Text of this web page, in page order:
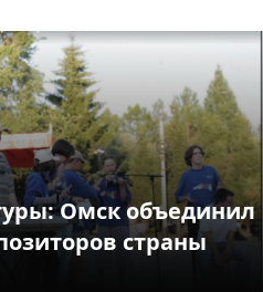
Омск объединил
страны